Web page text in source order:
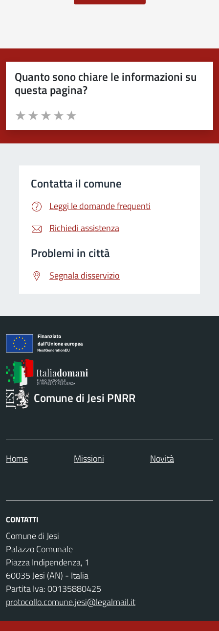
Quanto sono chiare le informazioni su
questa pagina?
Valuta da 1 a 5 stelle la pagina
Valuta 5 stelle su 5
Valuta 4 stelle su 5
Valuta 3 stelle su 5
Valuta 2 stelle su 5
Valuta 1 stelle su 5
Contatta il comune
Leggi le domande frequenti
Richiedi assistenza
Problemi in città
Segnala disservizio
Comune di Jesi PNRR
Home Missioni Novità
CONTATTI
Comune di Jesi
Palazzo Comunale
Piazza Indipendenza, 1
60035 Jesi (AN) - Italia
Partita Iva: 00135880425
protocollo.comune.jesi@legalmail.it